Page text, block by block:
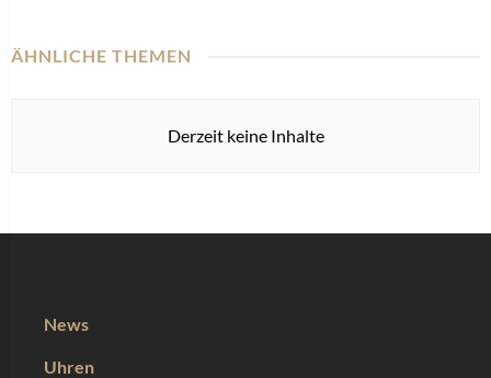
ÄHNLICHE THEMEN
Derzeit keine Inhalte
News
Uhren